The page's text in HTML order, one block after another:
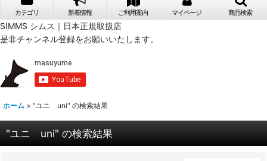
カテゴリ 新着情報 ご利用案内 マイページ 商品検索
SIMMS シムス｜日本正規取扱店
是非チャンネル登録をお願いいたします。
ホーム > "ユニ uni" の検索結果
"ユニ uni" の検索結果